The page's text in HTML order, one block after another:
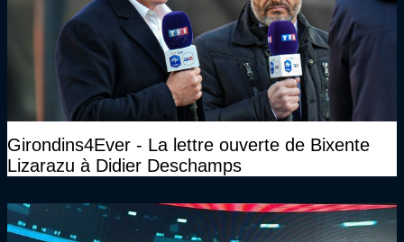
Girondins4Ever - La lettre ouverte de Bixente
Lizarazu à Didier Deschamps